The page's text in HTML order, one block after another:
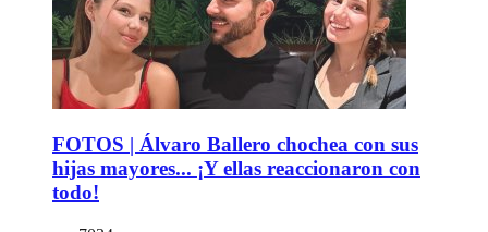
FOTOS | Álvaro Ballero chochea con sus
hijas mayores... ¡Y ellas reaccionaron con
todo!